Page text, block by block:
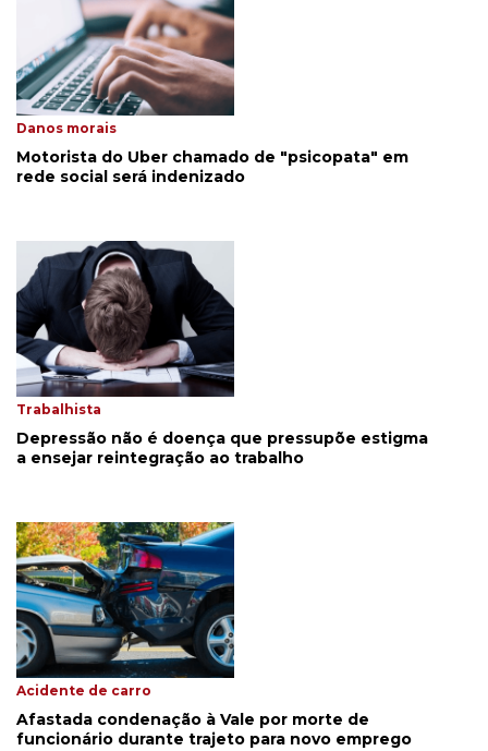
Danos morais
Motorista do Uber chamado de "psicopata" em
rede social será indenizado
Trabalhista
Depressão não é doença que pressupõe estigma
a ensejar reintegração ao trabalho
Acidente de carro
Afastada condenação à Vale por morte de
funcionário durante trajeto para novo emprego